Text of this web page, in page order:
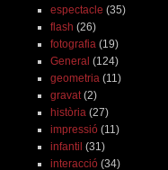
espectacle (35)
flash (26)
fotografia (19)
General (124)
geometria (11)
gravat(2)
història (27)
impressió(11)
infantil (31)
interacció(34)